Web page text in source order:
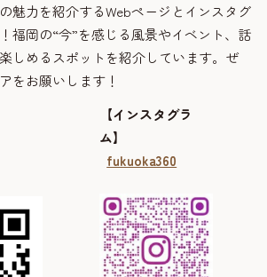
魅力を紹介するWebページとインスタグ
福岡の“今”を感じる風景やイベント、話
しめるスポットを紹介しています。ぜ
をお願いします！
【インスタグラ
ム】
fukuoka360